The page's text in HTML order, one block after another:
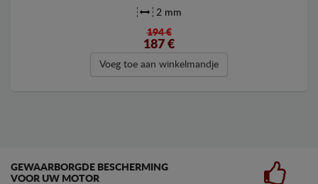
2 mm
194 €
187 €
Voeg toe aan winkelmandje
GEWAARBORGDE BESCHERMING
VOOR UW MOTOR